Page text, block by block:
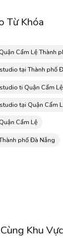
Từ Khóa
Cẩm Lệ Thành
tại Thành phố
ti Quận Cẩm Lệ
tại Quận Cẩm
Cẩm Lệ
phố Đà Nẵng
Khu Vực